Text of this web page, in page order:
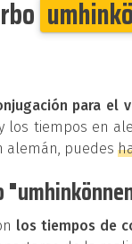
para el
los tiempos en
alemán, puedes
los tiempos de